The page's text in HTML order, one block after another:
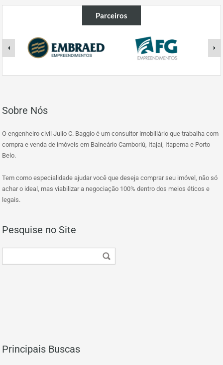
Parceiros
Sobre Nós
O engenheiro civil Julio C. Baggio é um consultor imobiliário que trabalha com
compra e venda de imóveis em Balneário Camboriú, Itajaí, Itapema e Porto
Belo.
Tem como especialidade ajudar você que deseja comprar seu imóvel, não só
achar o ideal, mas viabilizar a negociação 100% dentro dos meios éticos e
legais.
Pesquise no Site
Principais Buscas